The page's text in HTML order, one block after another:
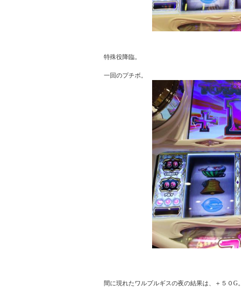
特殊役降臨。
間に現れたワルプルギスの夜の結果は、＋５０G。